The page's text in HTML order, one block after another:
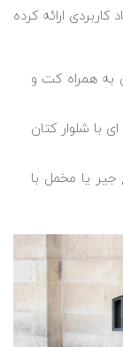
ارائه کرده
به همراه کت ‌و
با شلوار کتان
یا مخمل با